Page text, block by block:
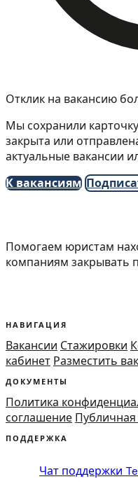
Отклик на вакансию
Мы сохранили
закрыта или
актуальные вакансии
К вакансиям
Помогаем юристам
компаниям закрывать
НАВИГАЦИЯ
Вакансии Стажировки
кабинет Разместить
ДОКУМЕНТЫ
Политика
соглашение
ПОДДЕРЖКА
Чат поддержки